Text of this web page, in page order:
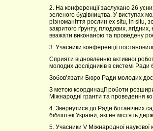
2. На конференції заслухано 26
зеленого будівництва. У виступах
різноманіття рослин ex situ, in situ,
закритого ґрунту, плодових,
вважати виконаною та проведену
3. Учасники конференції
Сприяти відновленню активної
молодих дослідників в системі Ради
Зобов’язати Бюро Ради молодих
З метою координації роботи
Міжнародні гранти та проведення
4. Звернутися до Ради ботанічних
бібліотек України, які не містять
5. Учасники V Міжнародної наукової